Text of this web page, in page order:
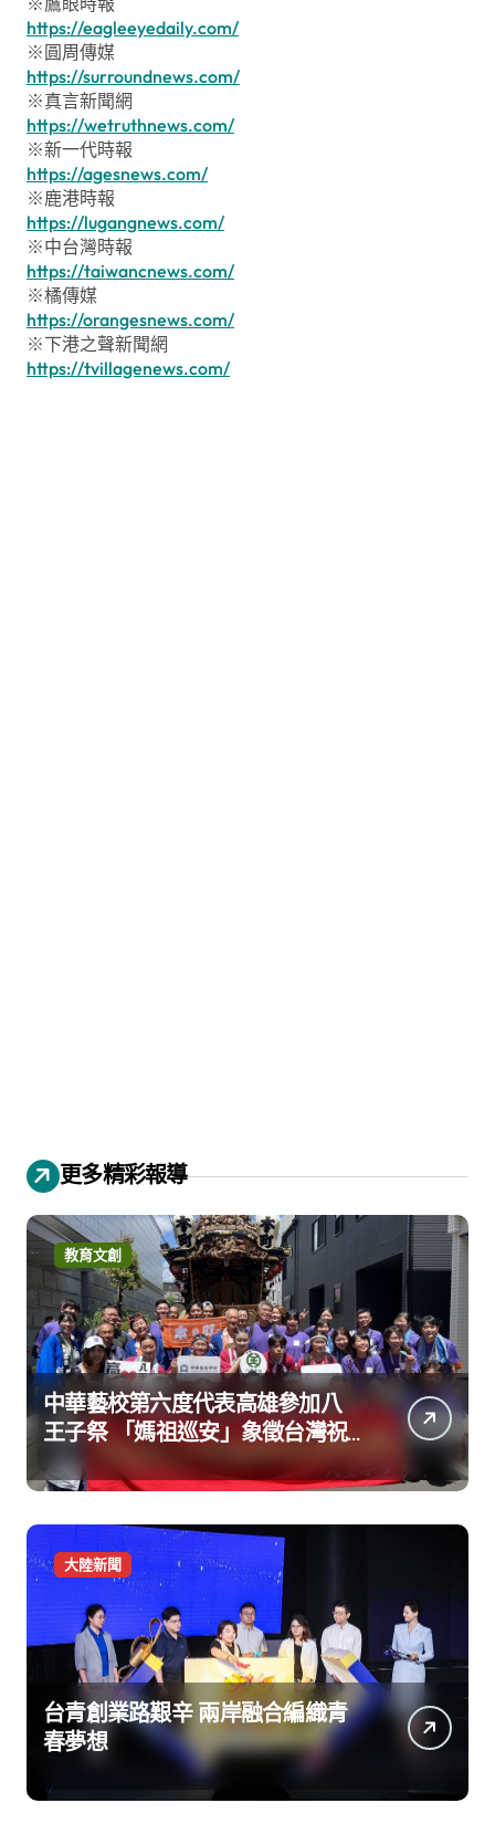
https://eagleeyedaily.com/
※圓周傳媒
https://surroundnews.com/
※真言新聞網
https://wetruthnews.com/
※新一代時報
https://agesnews.com/
※鹿港時報
https://lugangnews.com/
※中台灣時報
https://taiwancnews.com/
※橘傳媒
https://orangesnews.com/
※下港之聲新聞網
https://tvillagenews.com/
更多精彩報導
教育文創
中華藝校第六度代表高雄參加八
王子祭 「媽祖巡安」象徵台灣祝
福
大陸新聞
台青創業路艱辛 兩岸融合編織青
春夢想